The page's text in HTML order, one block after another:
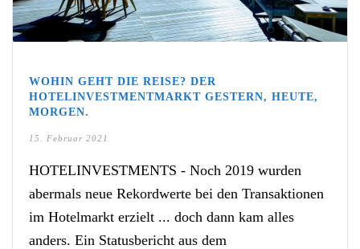
WOHIN GEHT DIE REISE? DER
HOTELINVESTMENTMARKT GESTERN, HEUTE,
MORGEN.
15. Februar 2021
HOTELINVESTMENTS - Noch 2019 wurden
abermals neue Rekordwerte bei den Transaktionen
im Hotelmarkt erzielt ... doch dann kam alles
anders. Ein Statusbericht aus dem